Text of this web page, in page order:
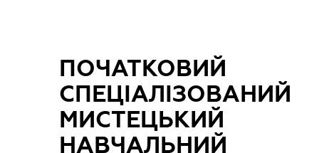
ПОЧАТКОВИЙ
СПЕЦІАЛІЗОВАНИЙ
МИСТЕЦЬКИЙ
НАВЧАЛЬНИЙ